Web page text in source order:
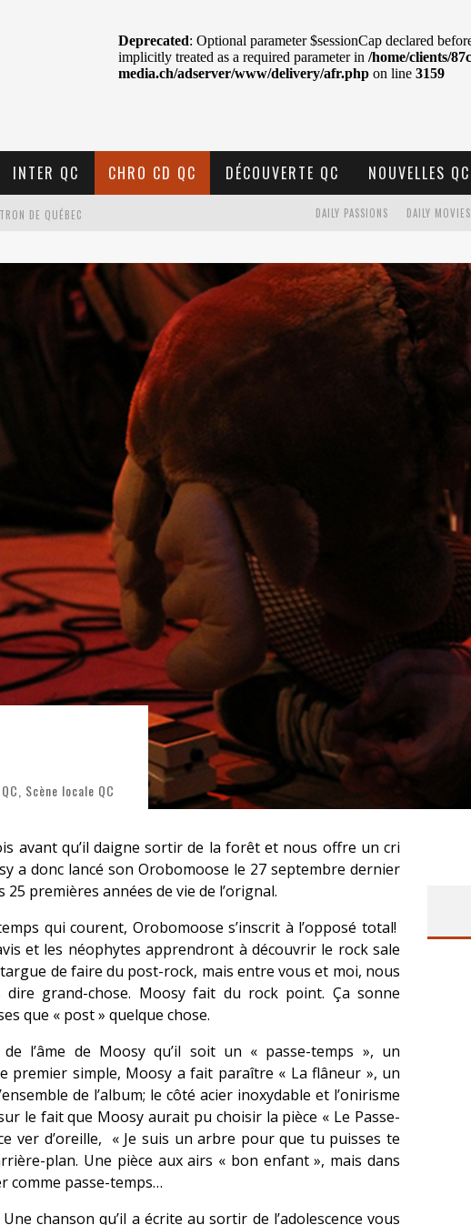
INTER QC CHRO CD QC DÉCOUVERTE QC NOUVELLES QC
: SAME OR SEPARATE WAYS?
NOUVELLE MUSIQUE
EST DE RETOUR
DISQUES EST DE RETOUR
ÊTRE RÉALISÉS
AND COLLAPSE
ET SES SHOWS AU QUÉBEC
DAILY MOVIES
DAILY PASSIONS
Scène locale QC
avant qu’il daigne sortir de la forêt et nous offre un cri
a donc lancé son Orobomoose le 27 septembre dernier
premières années de vie de l’orignal.
qui courent, Orobomoose s’inscrit à l’opposé total!
et les néophytes apprendront à découvrir le rock sale
de faire du post-rock, mais entre vous et moi, nous
grand-chose. Moosy fait du rock point. Ça sonne
que « post » quelque chose.
l’âme de Moosy qu’il soit un « passe-temps », un
premier simple, Moosy a fait paraître « La flâneur », un
de l’album; le côté acier inoxydable et l’onirisme
le fait que Moosy aurait pu choisir la pièce « Le Passe-
ver d’oreille, « Je suis un arbre pour que tu puisses te
plan. Une pièce aux airs « bon enfant », mais dans
comme passe-temps…
chanson qu’il a écrite au sortir de l’adolescence vous